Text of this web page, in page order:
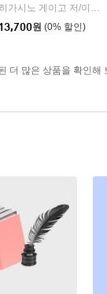
히가시노 게이고 저/이선희 역
13,700원 (0% 할인)
더 많은 상품을 확인해